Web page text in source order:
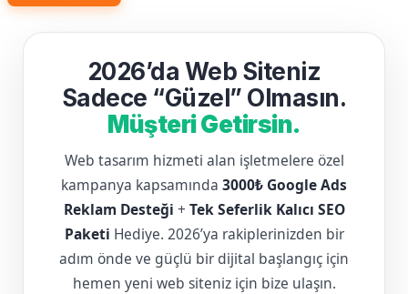
2026’da Web Siteniz
Sadece “Güzel” Olmasın.
Müşteri Getirsin.
Web tasarım hizmeti alan işletmelere özel
kampanya kapsamında 3000₺ Google Ads
Reklam Desteği + Tek Seferlik Kalıcı SEO
Paketi Hediye. 2026’ya rakiplerinizden bir
adım önde ve güçlü bir dijital başlangıç için
hemen yeni web siteniz için bize ulaşın.